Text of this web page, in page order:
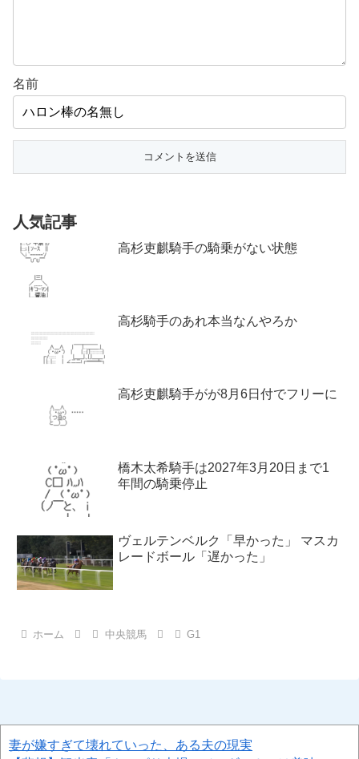
名前
人気記事
高杉吏麒騎手の騎乗がない状態
高杉騎手のあれ本当なんやろか
高杉吏麒騎手がが8月6日付でフリーに
橋木太希騎手は2027年3月20日まで1
年間の騎乗停止
ヴェルテンベルク「早かった」 マスカ
レードボール「遅かった」
ホーム 中央競馬 G1
妻が嫌すぎて壊れていった、ある夫の現実